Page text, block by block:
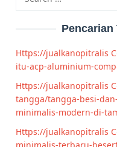
for:
Pencarian
Https://jualkanopitralis
itu-acp-aluminium-
Https://jualkanopitralis
tangga/tangga-besi-
minimalis-modern-di-
Https://jualkanopitralis